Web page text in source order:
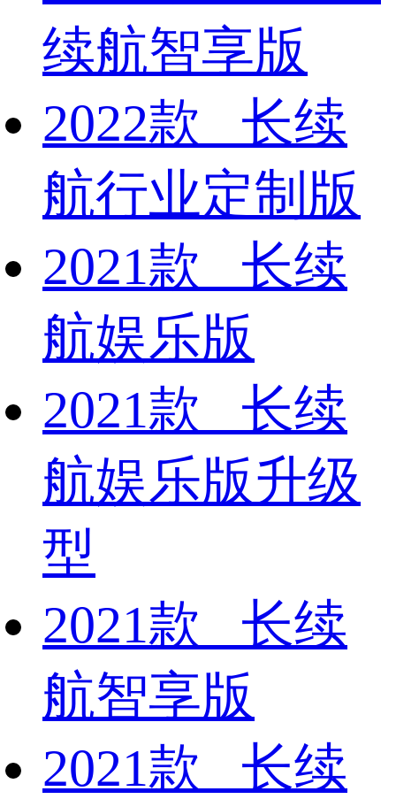
续航智享版
2022款 长续
航行业定制版
2021款 长续
航娱乐版
2021款 长续
航娱乐版升级
型
2021款 长续
航智享版
2021款 长续